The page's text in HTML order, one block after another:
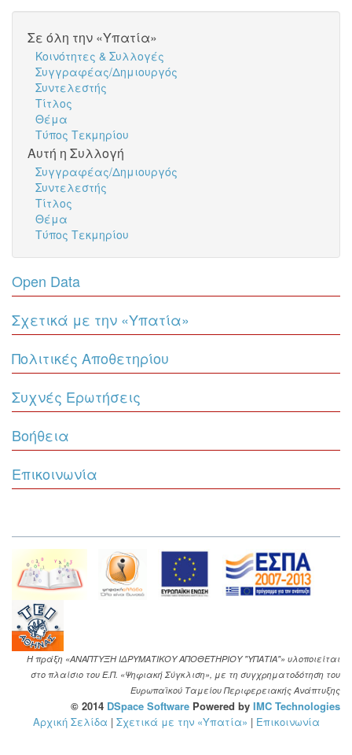
Σε όλη την «Υπατία»
Κοινότητες & Συλλογές
Συγγραφέας/Δημιουργός
Συντελεστής
Τίτλος
Θέμα
Τύπος Τεκμηρίου
Αυτή η Συλλογή
Συγγραφέας/Δημιουργός
Συντελεστής
Τίτλος
Θέμα
Τύπος Τεκμηρίου
Open Data
Σχετικά με την «Υπατία»
Πολιτικές Αποθετηρίου
Συχνές Ερωτήσεις
Βοήθεια
Επικοινωνία
Η πράξη «ΑΝΑΠΤΥΞΗ ΙΔΡΥΜΑΤΙΚΟΥ ΑΠΟΘΕΤΗΡΙΟΥ "ΥΠΑΤΙΑ"» υλοποιείται
στο πλαίσιο του Ε.Π. «Ψηφιακή Σύγκλιση», με τη συγχρηματοδότηση του
Ευρωπαϊκού Ταμείου Περιφερειακής Ανάπτυξης
© 2014 DSpace Software Powered by IMC Technologies
Αρχική Σελίδα | Σχετικά με την «Υπατία» | Επικοινωνία